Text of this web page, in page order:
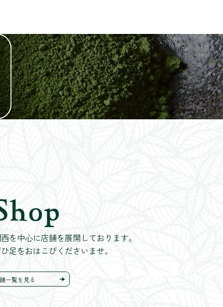
を中心に店舗を展開しております。
足をおはこびくださいませ。
一覧を見る